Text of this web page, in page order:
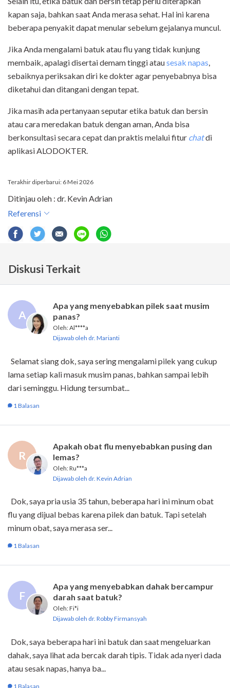
kapan saja, bahkan saat Anda merasa sehat. Hal ini karena
beberapa penyakit dapat menular sebelum gejalanya muncul.
Jika Anda mengalami batuk atau flu yang tidak kunjung
membaik, apalagi disertai demam tinggi atausesak napas,
sebaiknya periksakan diri ke dokter agar penyebabnya bisa
diketahui dan ditangani dengan tepat.
Jika masih ada pertanyaan seputar etika batuk dan bersin
atau cara meredakan batuk dengan aman, Anda bisa
berkonsultasi secara cepat dan praktis melalui fitur chatdi
aplikasi ALODOKTER.
Terakhir diperbarui: 6 Mei 2026